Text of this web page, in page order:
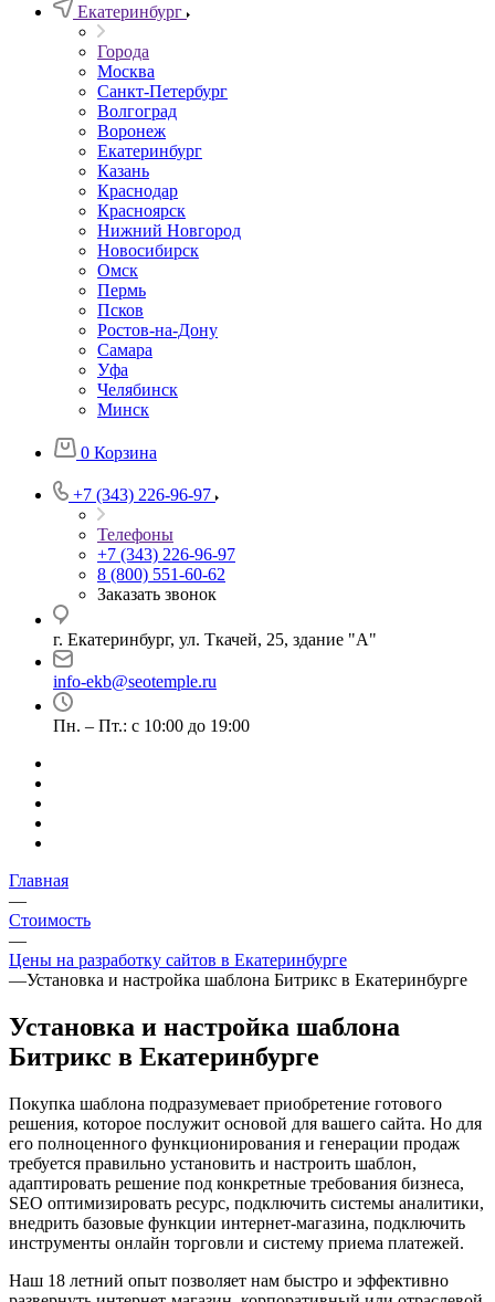
Екатеринбург
Города
Москва
Санкт-Петербург
Волгоград
Воронеж
Екатеринбург
Казань
Краснодар
Красноярск
Нижний Новгород
Новосибирск
Омск
Пермь
Псков
Ростов-на-Дону
Самара
Уфа
Челябинск
Минск
0 Корзина
+7 (343) 226-96-97
Телефоны
+7 (343) 226-96-97
8 (800) 551-60-62
Заказать звонок
г. Екатеринбург, ул. Ткачей, 25, здание "А"
info-ekb@seotemple.ru
Пн. – Пт.: с 10:00 до 19:00
Главная
—
Стоимость
—
Цены на разработку сайтов в Екатеринбурге
—Установка и настройка шаблона Битрикс в Екатеринбурге
Установка и настройка шаблона
Битрикс в Екатеринбурге
Покупка шаблона подразумевает приобретение готового
решения, которое послужит основой для вашего сайта. Но для
его полноценного функционирования и генерации продаж
требуется правильно установить и настроить шаблон,
адаптировать решение под конкретные требования бизнеса,
SEO оптимизировать ресурс, подключить системы аналитики,
внедрить базовые функции интернет-магазина, подключить
инструменты онлайн торговли и систему приема платежей.
Наш 18 летний опыт позволяет нам быстро и эффективно